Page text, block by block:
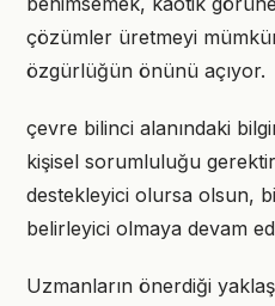
çözümler üretmeyi
özgürlüğün önünü açıyor.
çevre bilinci alanındaki
kişisel sorumluluğu
destekleyici olursa olsun,
belirleyici olmaya devam
Uzmanların önerdiği